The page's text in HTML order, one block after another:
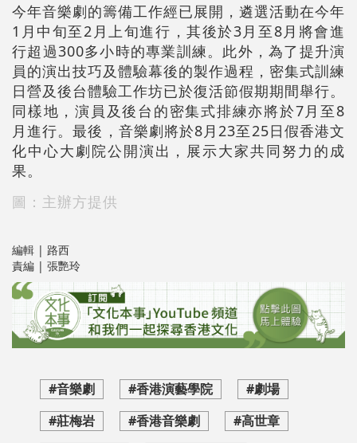
今年音樂劇的籌備工作經已展開，遴選活動在今年
1月中旬至2月上旬進行，其後於3月至8月將會進
行超過300多小時的專業訓練。此外，為了提升演
員的演出技巧及體驗幕後的製作過程，密集式訓練
日營及後台體驗工作坊已於復活節假期期間舉行。
同樣地，演員及後台的密集式排練亦將於7月至8
月進行。最後，音樂劇將於8月23至25日假香港文
化中心大劇院公開演出，展示大家共同努力的成
果。
圖：主辦方提供
編輯 | 路西
責編 | 張艷玲
#音樂劇 #香港演藝學院
#劇場
#莊梅岩
#香港音樂劇
#高世章